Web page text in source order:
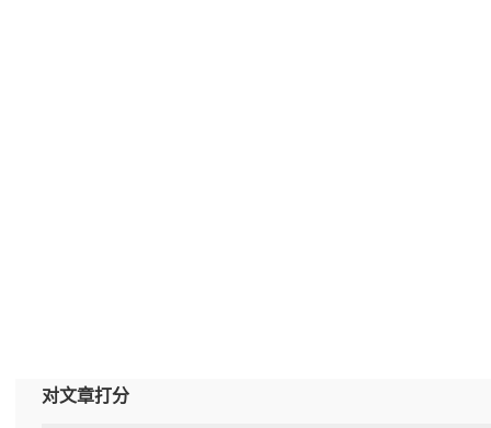
对文章打分